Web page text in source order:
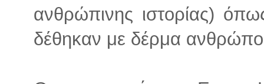
ανθρώπινης ιστορίας)
δέθηκαν με δέρμα